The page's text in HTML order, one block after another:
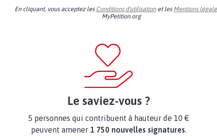
En cliquant, vous acceptez les Conditions d'utilisationet les Mentions
MyPetition.org
Le saviez-vous ?
5 personnes qui contribuent à hauteur de 10 €
peuvent amener 1 750 nouvelles signatures.